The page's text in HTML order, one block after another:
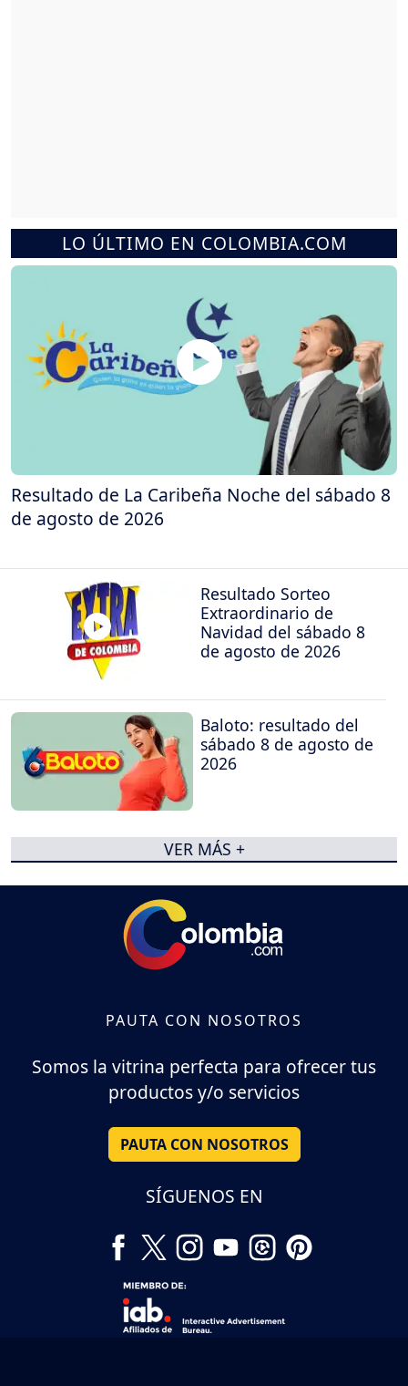
LO ÚLTIMO EN COLOMBIA.COM
Resultado de La Caribeña Noche del sábado 8
de agosto de 2026
Resultado Sorteo
Extraordinario de
Navidad del sábado 8
de agosto de 2026
Baloto: resultado del
sábado 8 de agosto de
2026
VER MÁS +
PAUTA CON NOSOTROS
Somos la vitrina perfecta para ofrecer tus
productos y/o servicios
PAUTA CON NOSOTROS
SÍGUENOS EN